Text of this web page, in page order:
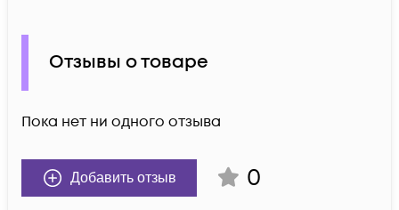
Отзывы о товаре
Пока нет ни одного отзыва
Добавить отзыв 0